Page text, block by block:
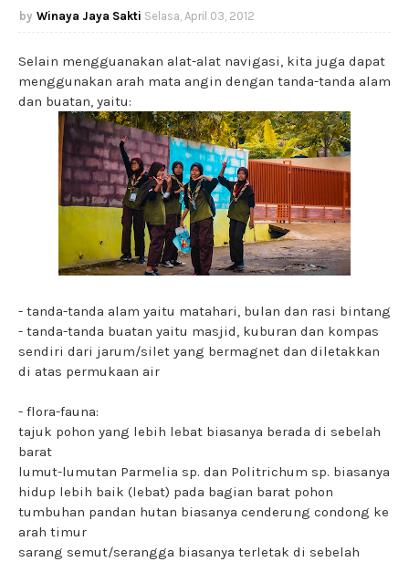
Winaya Jaya Sakti Selasa, April 03, 2012
Selain mengguanakan alat-alat navigasi, kita juga dapat
menggunakan arah mata angin dengan tanda-tanda alam
dan buatan, yaitu:
- tanda-tanda alam yaitu matahari, bulan dan rasi bintang
- tanda-tanda buatan yaitu masjid, kuburan dan kompas
sendiri dari jarum/silet yang bermagnet dan diletakkan
di atas permukaan air
- flora-fauna:
tajuk pohon yang lebih lebat biasanya berada di sebelah
barat
lumut-lumutan Parmelia sp. dan Politrichum sp. biasanya
hidup lebih baik (lebat) pada bagian barat pohon
tumbuhan pandan hutan biasanya cenderung condong ke
arah timur
sarang semut/serangga biasanya terletak di sebelah